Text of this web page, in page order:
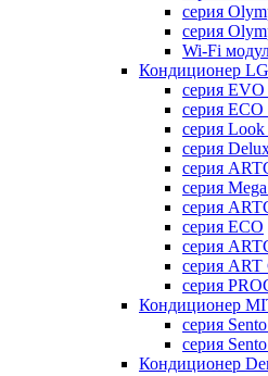
серия
серия
Wi-Fi
Кондиционер LG
серия
серия ECO
серия
серия
серия
серия
серия
серия ECO
серия
серия
серия
Кондиционер
серия
серия
Кондиционер